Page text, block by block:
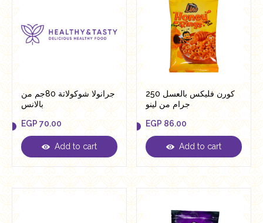
جرانولا شوكولاتة 80جم من
بالانس
EGP 70.00
EGP70.00
Add to cart
كورن فليكس بالعسل 250
جرام من لينو
EGP 86.00
EGP 86.00
Add to cart